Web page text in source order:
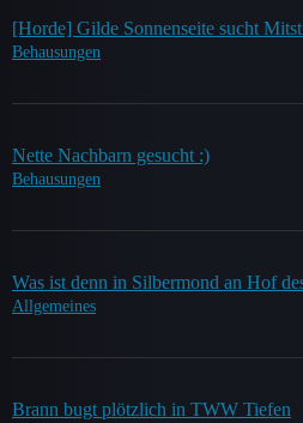
[Horde] Gilde Sonnenseite sucht
Behausungen
Nette Nachbarn gesucht :)
Behausungen
Was ist denn in Silbermond an Hof
Allgemeines
Brann bugt plötzlich in TWW Tiefen